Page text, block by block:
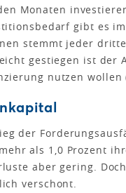
Monaten
gibt es
stemmt jeder
gestiegen ist der
nutzen wollen
der
als 1,0 Prozent
aber gering.
verschont.